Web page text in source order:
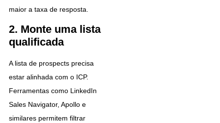
maior a taxa de resposta.
2. Monte uma lista
qualificada
A lista de prospects precisa
estar alinhada com o ICP.
Ferramentas como LinkedIn
Sales Navigator, Apollo e
similares permitem filtrar